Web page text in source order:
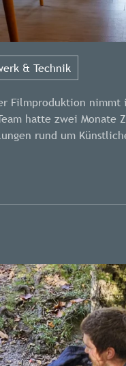
& Technik
Filmproduktion
hatte zwei
rund um